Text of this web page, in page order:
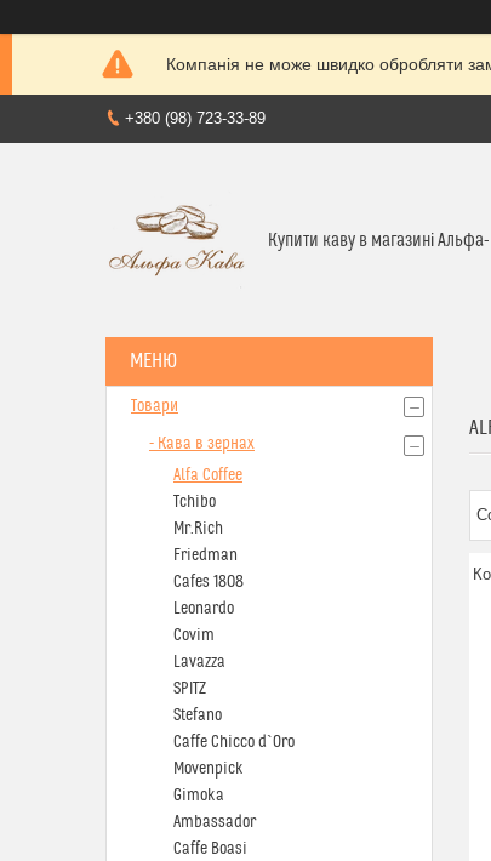
Компанія не може швидко обробляти
+380 (98) 723-33-89
Купити каву в магазині
Товари
- Кава в зернах
Alfa Coffee
Tchibo
Mr.Rich
Friedman
Cafes 1808
Leonardo
Covim
Lavazza
SPITZ
Stefano
Caffe Chicco d`Oro
Movenpick
Gimoka
Ambassador
Caffe Boasi